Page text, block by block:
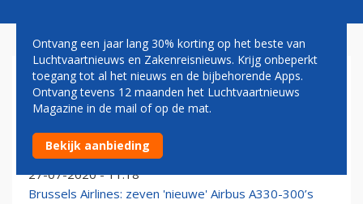
A330-300
Prototype Airbus A330 na jaren trouwe dienst met
pensioen
27-07-2020 - 11:18
Brussels Airlines: zeven 'nieuwe' Airbus A330-300’s
Ontvang een jaar lang 30% korting op het beste van
Luchtvaartnieuws en Zakenreisnieuws. Krijg onbeperkt
toegang tot al het nieuws en de bijbehorende Apps.
Ontvang tevens 12 maanden het Luchtvaartnieuws
Magazine in de mail of op de mat.
Bekijk aanbieding